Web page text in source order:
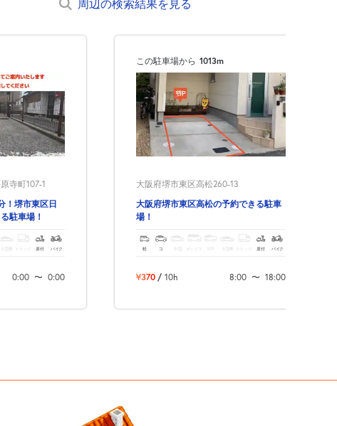
周辺の検索結果を見る
寺町107-1
！堺市東区日
駐車場！
大型車 トラック 原付 バイク
0:00 〜 0:00
この駐車場から 1013m
大阪府堺市東区高松260-13
大阪府堺市東区高松の予約できる駐車
場！
軽 コ 中型 ボックス SUV 大型車 トラック 原付 バイク
¥370 / 10h 8:00 〜 18:00